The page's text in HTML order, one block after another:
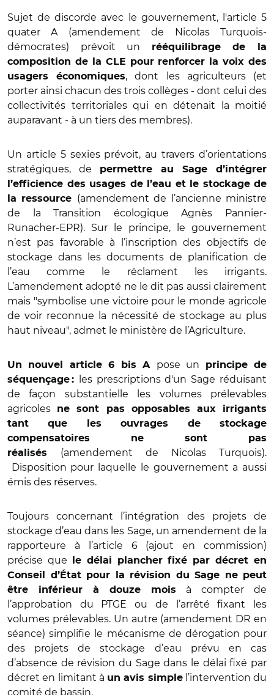
Sujet de discorde avec le gouvernement, l'article 5
quater A (amendement de Nicolas Turquois-
démocrates) prévoit un
rééquilibrage de la
composition de la CLE pour renforcer la voix des
usagers économiques, dont les agriculteurs (et
porter ainsi chacun des trois collèges - dont celui des
collectivités territoriales qui en détenait la moitié
auparavant - à un tiers des membres).
Un article 5 sexies prévoit, au travers d’orientations
stratégiques, de
permettre au Sage d’intégrer
l’efficience des usages de l’eau et le stockage de
la ressource (amendement de l’ancienne ministre
de la Transition écologique Agnès Pannier-
Runacher-EPR). Sur le principe, le gouvernement
n’est pas favorable à l’inscription des objectifs de
stockage dans les documents de planification de
l’eau comme le réclament les irrigants.
L’amendement adopté ne le dit pas aussi clairement
mais "symbolise une victoire pour le monde agricole
de voir reconnue la nécessité de stockage au plus
haut niveau", admet le ministère de l’Agriculture.
Un nouvel article 6 bis A pose un
principe de
séquençage :
les prescriptions d'un Sage réduisant
de façon substantielle les volumes prélevables
agricoles
ne sont pas opposables aux irrigants
tant que les ouvrages de stockage
compensatoires ne sont pas
réalisés (amendement de Nicolas Turquois).
Disposition pour laquelle le gouvernement a aussi
émis des réserves.
Toujours concernant l’intégration des projets de
stockage d’eau dans les Sage, un amendement de la
rapporteure à l’article 6 (ajout en commission)
précise que
le délai plancher fixé par décret en
Conseil d’État pour la révision du Sage ne peut
être inférieur à douze mois
à compter de
l’approbation du PTGE ou de l’arrêté fixant les
volumes prélevables. Un autre (amendement DR en
séance) simplifie le mécanisme de dérogation pour
des projets de stockage d’eau prévu en cas
d’absence de révision du Sage dans le délai fixé par
décret en limitant à un avis simplel’intervention du
comité de bassin.